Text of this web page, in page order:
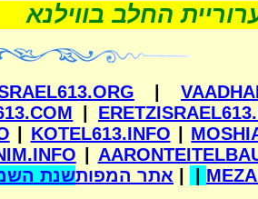
שערוריית החלב
|
KOTEL613.INFO
שנתאתר המפות